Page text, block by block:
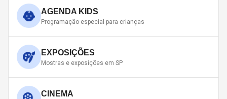
AGENDA KIDS
Programação especial para crianças
EXPOSIÇÕES
Mostras e exposições em SP
CINEMA